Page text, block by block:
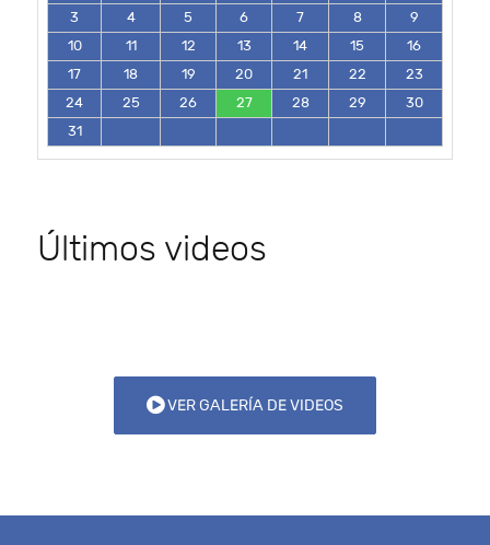
3
4 5 6 7 8
9
10
11 12 13 14 15
16
17
18 19 20 21 22
23
24
25 26 27 28 29
30
31
Últimos videos
VER GALERÍA DE VIDEOS